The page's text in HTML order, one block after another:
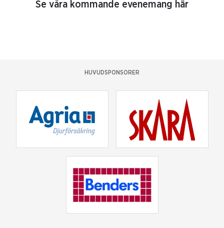
Se våra kommande evenemang här
HUVUDSPONSORER